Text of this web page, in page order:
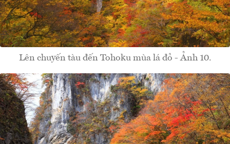
Lên chuyến tàu đến Tohoku mùa lá đỏ - Ảnh 10.